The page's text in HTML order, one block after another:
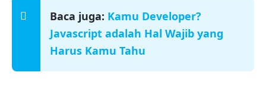
Baca juga: Kamu Developer?
Javascript adalah Hal Wajib yang
Harus Kamu Tahu